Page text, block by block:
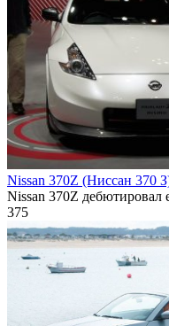
Nissan 370Z (Ниссан 370
Nissan 370Z дебютировал
375